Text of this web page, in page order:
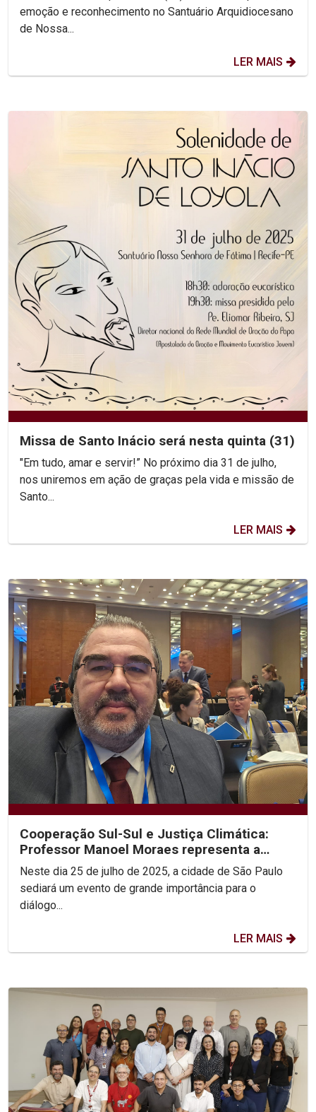
emoção e reconhecimento no Santuário Arquidiocesano
de Nossa...
LER MAIS
Missa de Santo Inácio será nesta quinta (31)
"Em tudo, amar e servir!” No próximo dia 31 de julho,
nos uniremos em ação de graças pela vida e missão de
Santo...
LER MAIS
Cooperação Sul-Sul e Justiça Climática:
Professor Manoel Moraes representa a
UNICAP em sua 2ª...
Neste dia 25 de julho de 2025, a cidade de São Paulo
sediará um evento de grande importância para o
diálogo...
LER MAIS